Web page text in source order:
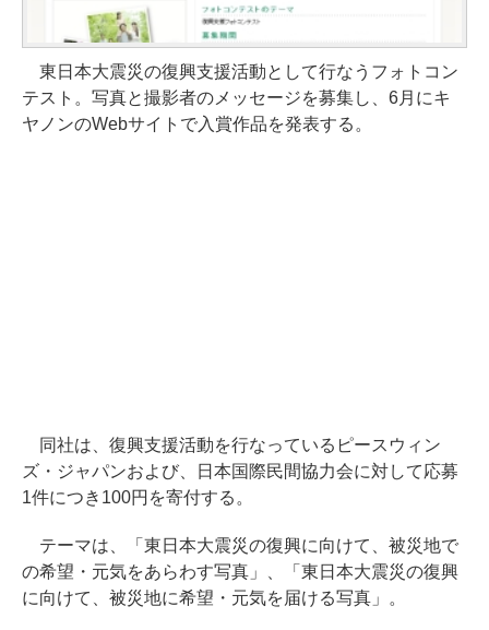
東日本大震災の復興支援活動として行なうフォトコン
テスト。写真と撮影者のメッセージを募集し、6月にキ
ヤノンのWebサイトで入賞作品を発表する。
同社は、復興支援活動を行なっているピースウィン
ズ・ジャパンおよび、日本国際民間協力会に対して応募
1件につき100円を寄付する。
テーマは、「東日本大震災の復興に向けて、被災地で
の希望・元気をあらわす写真」、「東日本大震災の復興
に向けて、被災地に希望・元気を届ける写真」。